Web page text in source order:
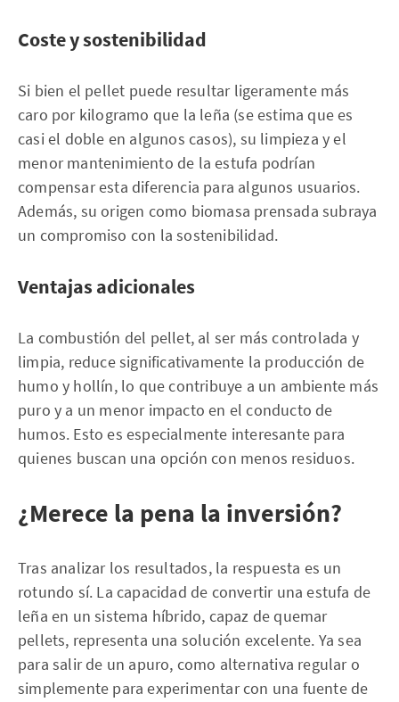
Coste y sostenibilidad
Si bien el pellet puede resultar ligeramente más
caro por kilogramo que la leña (se estima que es
casi el doble en algunos casos), su limpieza y el
menor mantenimiento de la estufa podrían
compensar esta diferencia para algunos usuarios.
Además, su origen como biomasa prensada subraya
un compromiso con la sostenibilidad.
Ventajas adicionales
La combustión del pellet, al ser más controlada y
limpia, reduce significativamente la producción de
humo y hollín, lo que contribuye a un ambiente más
puro y a un menor impacto en el conducto de
humos. Esto es especialmente interesante para
quienes buscan una opción con menos residuos.
¿Merece la pena la inversión?
Tras analizar los resultados, la respuesta es un
rotundo sí. La capacidad de convertir una estufa de
leña en un sistema híbrido, capaz de quemar
pellets, representa una solución excelente. Ya sea
para salir de un apuro, como alternativa regular o
simplemente para experimentar con una fuente de